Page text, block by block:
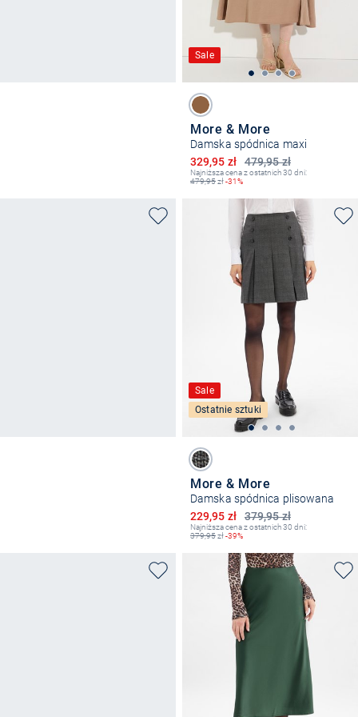
Sale
More & More
Damska spódnica maxi
479,95 zł
Obniżona cena
329,95 zł
Najniższa cena z ostatnich 30 dni:
479,95zł-31%
Sale
Ostatnie sztuki
More & More
Damska spódnica plisowana
379,95 zł
Obniżona cena
229,95 zł
Najniższa cena z ostatnich 30 dni:
379,95zł-39%